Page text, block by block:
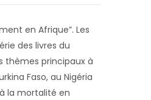
en Afrique”. Les
des livres du
thèmes principaux à
Faso, au Nigéria
la mortalité en